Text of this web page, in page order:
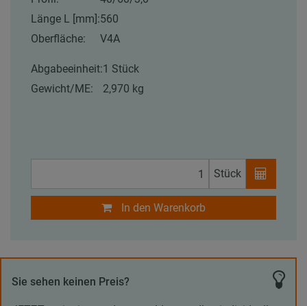
Länge L [mm]:560
Oberfläche:
V4A
Abgabeeinheit:1 Stück
Gewicht/ME:
2,970 kg
Stück
In den Warenkorb
Sie sehen keinen Preis?